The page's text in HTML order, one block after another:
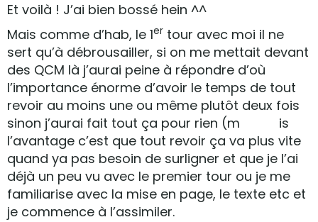
Et voilà ! J’ai bien bossé hein ^^
Mais comme d’hab, le 1er tour avec moi il ne
sert qu’à débrousailler, si on me mettait devant
des QCM là j’aurai peine à répondre d’où
l’importance énorme d’avoir le temps de tout
revoir au moins une ou même plutôt deux fois
sinon j’aurai fait tout ça pour rien (m is
l’avantage c’est que tout revoir ça va plus vite
quand ya pas besoin de surligner et que je l’ai
déjà un peu vu avec le premier tour ou je me
familiarise avec la mise en page, le texte etc et
je commence à l’assimiler.